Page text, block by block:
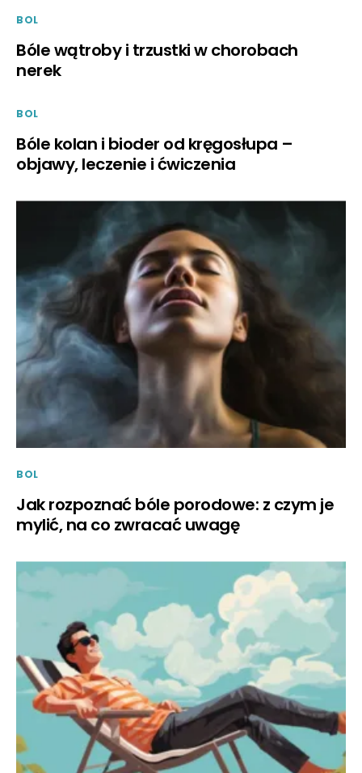
BOL
Bóle wątroby i trzustki w chorobach
nerek
BOL
Bóle kolan i bioder od kręgosłupa –
objawy, leczenie i ćwiczenia
BOL
Jak rozpoznać bóle porodowe: z czym je
mylić, na co zwracać uwagę